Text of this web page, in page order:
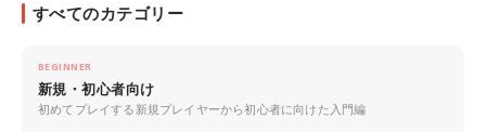
すべてのカテゴリー
BEGINNER
新規・初心者向け
初めてプレイする新規プレイヤーから初心者に向けた入門編